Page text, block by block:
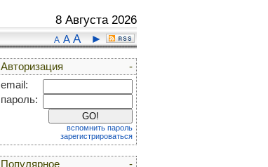
8 Августа 2026
A A A ►
-
Авторизация
email:
пароль:
вспомнить пароль
зарегистрироваться
-
Популярное